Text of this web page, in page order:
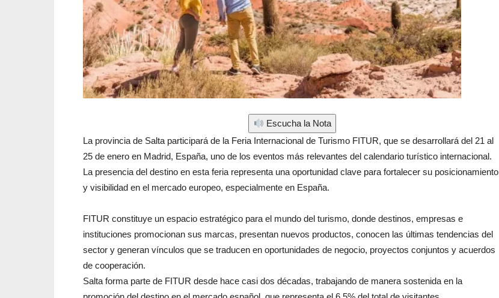
Escucha la Nota
La provincia de Salta participará de la Feria Internacional de Turismo FITUR, que se desarrollará del 21 al
25 de enero en Madrid, España, uno de los eventos más relevantes del calendario turístico internacional.
La presencia del destino en esta feria representa una oportunidad clave para fortalecer su posicionamiento
y visibilidad en el mercado europeo, especialmente en España.
FITUR constituye un espacio estratégico para el mundo del turismo, donde destinos, empresas e
instituciones promocionan sus marcas, presentan nuevos productos, conocen las últimas tendencias del
sector y generan vínculos que se traducen en oportunidades de negocio, proyectos conjuntos y acuerdos
de cooperación.
Salta forma parte de FITUR desde hace casi dos décadas, trabajando de manera sostenida en la